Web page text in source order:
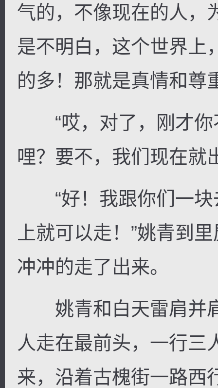
气的，不像现在的人，
是不明白，这个世界上
的多！那就是真情和尊
“哎，对了，刚才你
哩？要不，我们现在就
“好！我跟你们一块
上就可以走！”姚青到
冲冲的走了出来。
姚青和白天雷肩并
人走在最前头，一行三
来，沿着古槐街一路西